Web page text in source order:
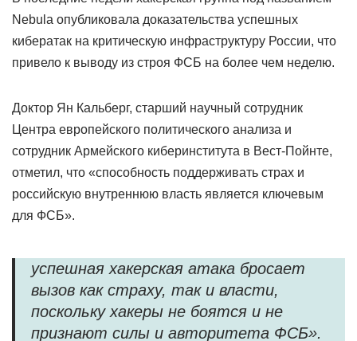
Nebula опубликовала доказательства успешных
кибератак на критическую инфраструктуру России, что
привело к выводу из строя ФСБ на более чем неделю.
Доктор Ян Кальберг, старший научный сотрудник
Центра европейского политического анализа и
сотрудник Армейского киберинститута в Вест-Пойнте,
отметил, что «способность поддерживать страх и
российскую внутреннюю власть является ключевым
для ФСБ».
успешная хакерская атака бросает
вызов как страху, так и власти,
поскольку хакеры не боятся и не
признают силы и авторитета ФСБ».